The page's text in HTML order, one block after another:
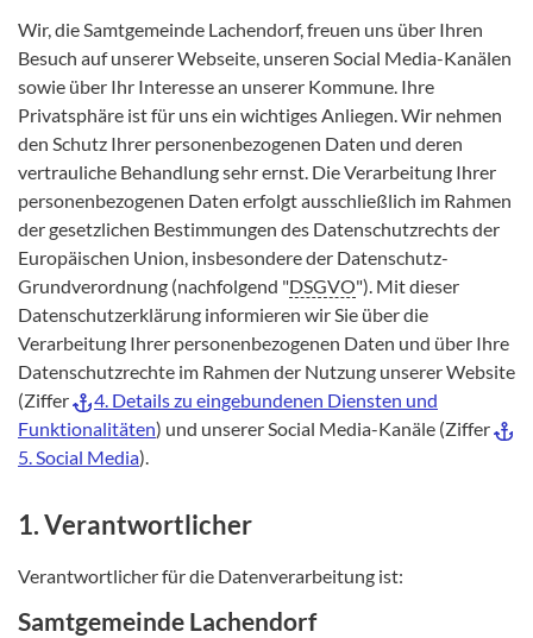
Wir, die Samtgemeinde Lachendorf, freuen uns über Ihren
Besuch auf unserer Webseite, unseren Social Media-Kanälen
sowie über Ihr Interesse an unserer Kommune. Ihre
Privatsphäre ist für uns ein wichtiges Anliegen. Wir nehmen
den Schutz Ihrer personenbezogenen Daten und deren
vertrauliche Behandlung sehr ernst. Die Verarbeitung Ihrer
personenbezogenen Daten erfolgt ausschließlich im Rahmen
der gesetzlichen Bestimmungen des Datenschutzrechts der
Europäischen Union, insbesondere der Datenschutz-
Grundverordnung (nachfolgend "DSGVO"). Mit dieser
Datenschutzerklärung informieren wir Sie über die
Verarbeitung Ihrer personenbezogenen Daten und über Ihre
Datenschutzrechte im Rahmen der Nutzung unserer Website
(Ziffer
4. Details zu eingebundenen Diensten und
Funktionalitäten) und unserer Social Media-Kanäle (Ziffer
5. Social Media).
1. Verantwortlicher
Verantwortlicher für die Datenverarbeitung ist:
Samtgemeinde Lachendorf